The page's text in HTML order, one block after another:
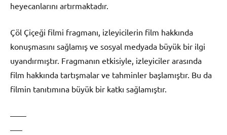
heyecanlarını artırmaktadır.
Çöl Çiçeği filmi fragmanı, izleyicilerin film hakkında
konuşmasını sağlamış ve sosyal medyada büyük bir ilgi
uyandırmıştır. Fragmanın etkisiyle, izleyiciler arasında
film hakkında tartışmalar ve tahminler başlamıştır. Bu da
filmin tanıtımına büyük bir katkı sağlamıştır.
——
—–